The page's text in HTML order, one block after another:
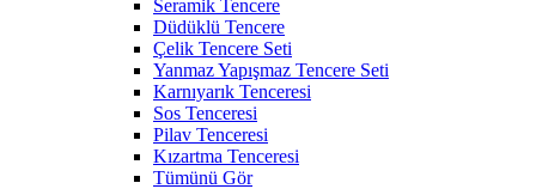
Seramik Tencere
Düdüklü Tencere
Çelik Tencere Seti
Yanmaz Yapışmaz Tencere Seti
Karnıyarık Tenceresi
Sos Tenceresi
Pilav Tenceresi
Kızartma Tenceresi
Tümünü Gör